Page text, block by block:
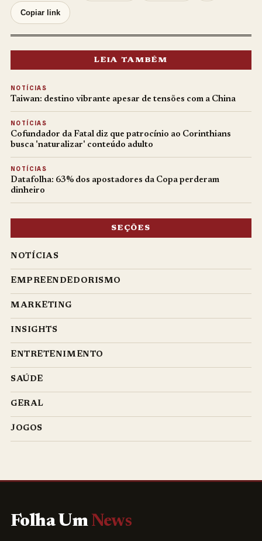
Copiar link
LEIA TAMBÉM
NOTÍCIAS
Taiwan: destino vibrante apesar de tensões com a China
NOTÍCIAS
Cofundador da Fatal diz que patrocínio ao Corinthians
busca 'naturalizar' conteúdo adulto
NOTÍCIAS
Datafolha: 63% dos apostadores da Copa perderam
dinheiro
SEÇÕES
NOTÍCIAS
EMPREENDEDORISMO
MARKETING
INSIGHTS
ENTRETENIMENTO
SAÚDE
GERAL
JOGOS
Folha Um News